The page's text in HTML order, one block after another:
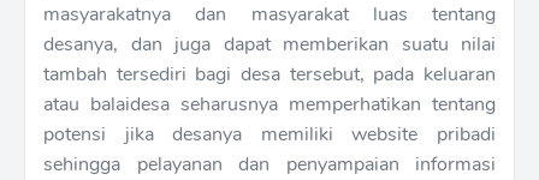
masyarakatnya dan masyarakat luas tentang
desanya, dan juga dapat memberikan suatu nilai
tambah tersediri bagi desa tersebut, pada keluaran
atau balaidesa seharusnya memperhatikan tentang
potensi jika desanya memiliki website pribadi
sehingga pelayanan dan penyampaian informasi